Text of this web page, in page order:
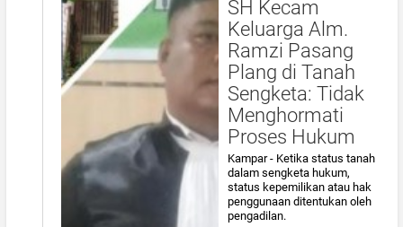
SH Kecam
Keluarga Alm.
Ramzi Pasang
Plang di Tanah
Sengketa: Tidak
Menghormati
Proses Hukum
Kampar - Ketika status tanah
dalam sengketa hukum,
status kepemilikan atau hak
penggunaan ditentukan oleh
pengadilan.